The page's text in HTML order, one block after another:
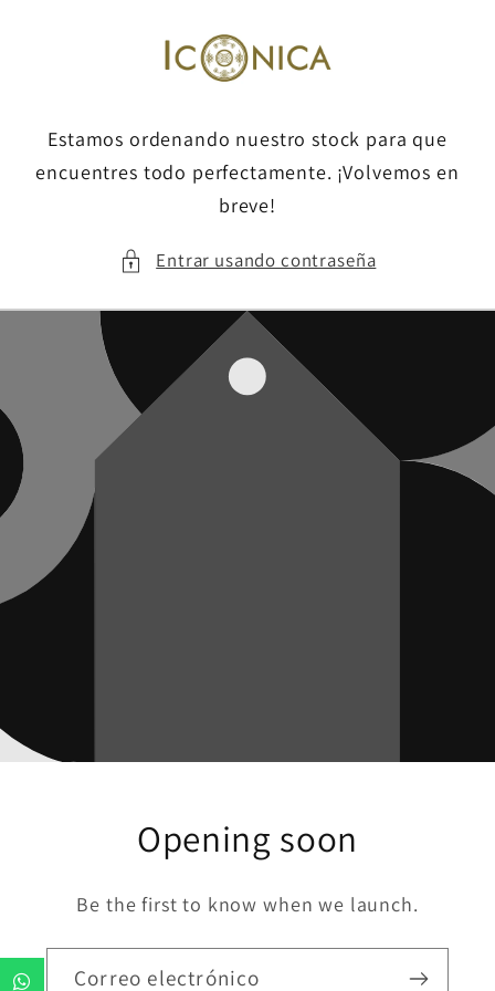
Estamos ordenando nuestro stock para que
encuentres todo perfectamente. ¡Volvemos en
breve!
Entrar usando contraseña
Opening soon
Be the first to know when we launch.
Correo electrónico